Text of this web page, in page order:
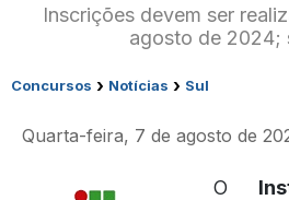
Inscrições devem ser
agosto de 2024;
Concursos › Notícias › Sul
Quarta-feira, 7 de agosto de
O